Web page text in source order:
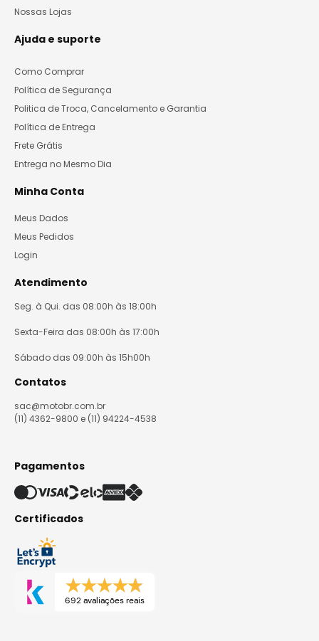
Nossas Lojas
Ajuda e suporte
Como Comprar
Política de Segurança
Politica de Troca, Cancelamento e Garantia
Política de Entrega
Frete Grátis
Entrega no Mesmo Dia
Minha Conta
Meus Dados
Meus Pedidos
Login
Atendimento
Seg. à Qui. das 08:00h às 18:00h
Sexta-Feira das 08:00h às 17:00h
Sábado das 09:00h às 15h00h
Contatos
sac@motobr.com.br
(11) 4362-9800 e (11) 94224-4538
Pagamentos
Certificados
692 avaliações reais